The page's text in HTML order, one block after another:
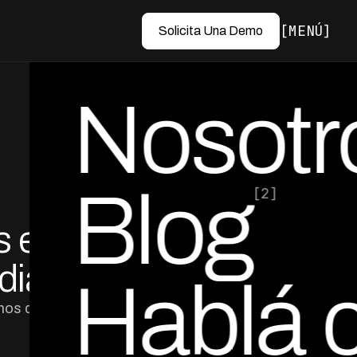
Solicita Una Demo MENÚ
Blog[2]
Hablá
en 90
de 90 días
por Ed Escobar
Co-Founder & CEO